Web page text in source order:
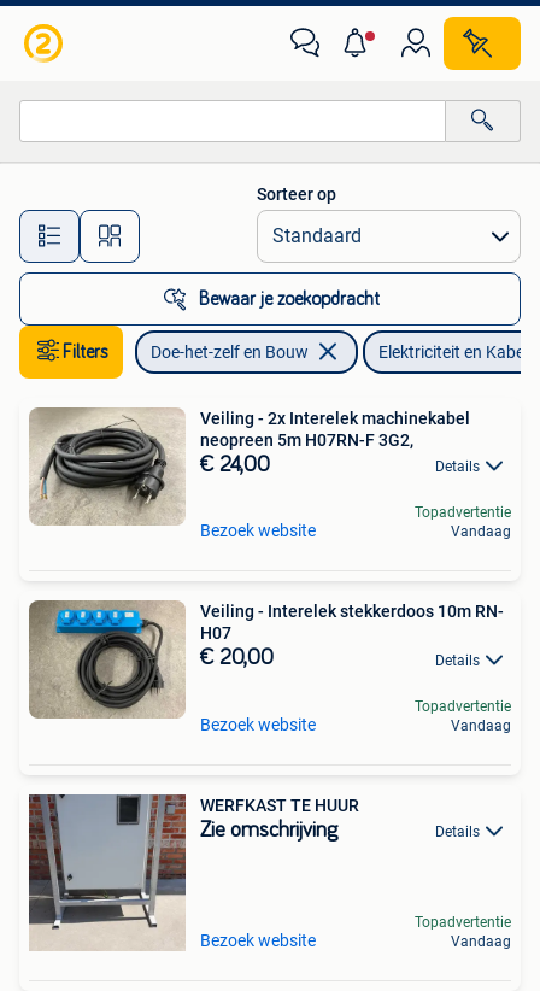
Alle afstanden…
Sorteer op
Bewaar je zoekopdracht
Filters Doe-het-zelf en Bouw Elektriciteit en Kabels
Veiling - 2x Interelek machinekabel
neopreen 5m H07RN-F 3G2,
€ 24,00 Details
Bezoek website
Topadvertentie
Vandaag
Veiling - Interelek stekkerdoos 10m RN-
H07
€ 20,00 Details
Bezoek website
Topadvertentie
Vandaag
WERFKAST TE HUUR
Zie omschrijving Details
Bezoek website
Topadvertentie
Vandaag